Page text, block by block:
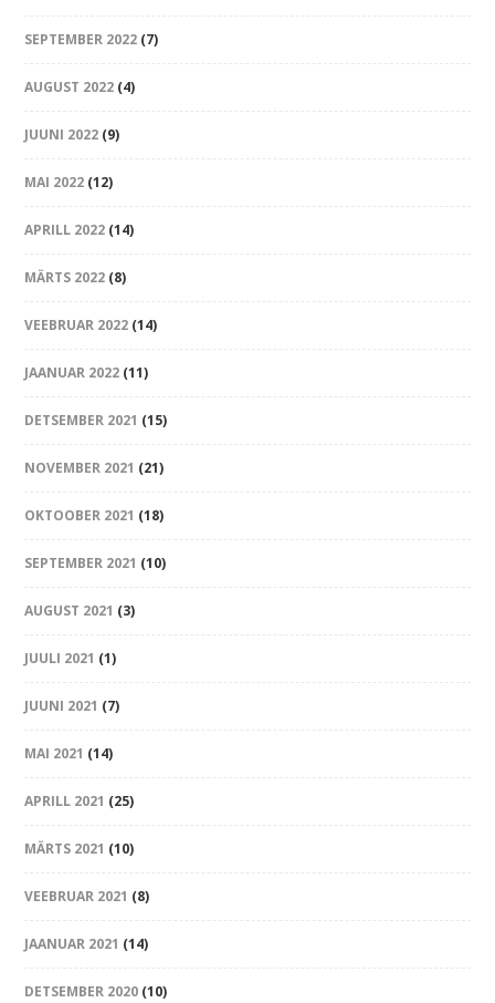
SEPTEMBER 2022 (7)
AUGUST 2022 (4)
JUUNI 2022 (9)
MAI 2022 (12)
APRILL 2022 (14)
MÄRTS 2022 (8)
VEEBRUAR 2022 (14)
JAANUAR 2022 (11)
DETSEMBER 2021 (15)
NOVEMBER 2021 (21)
OKTOOBER 2021 (18)
SEPTEMBER 2021 (10)
AUGUST 2021 (3)
JUULI 2021 (1)
JUUNI 2021 (7)
MAI 2021 (14)
APRILL 2021 (25)
MÄRTS 2021 (10)
VEEBRUAR 2021 (8)
JAANUAR 2021 (14)
DETSEMBER 2020 (10)